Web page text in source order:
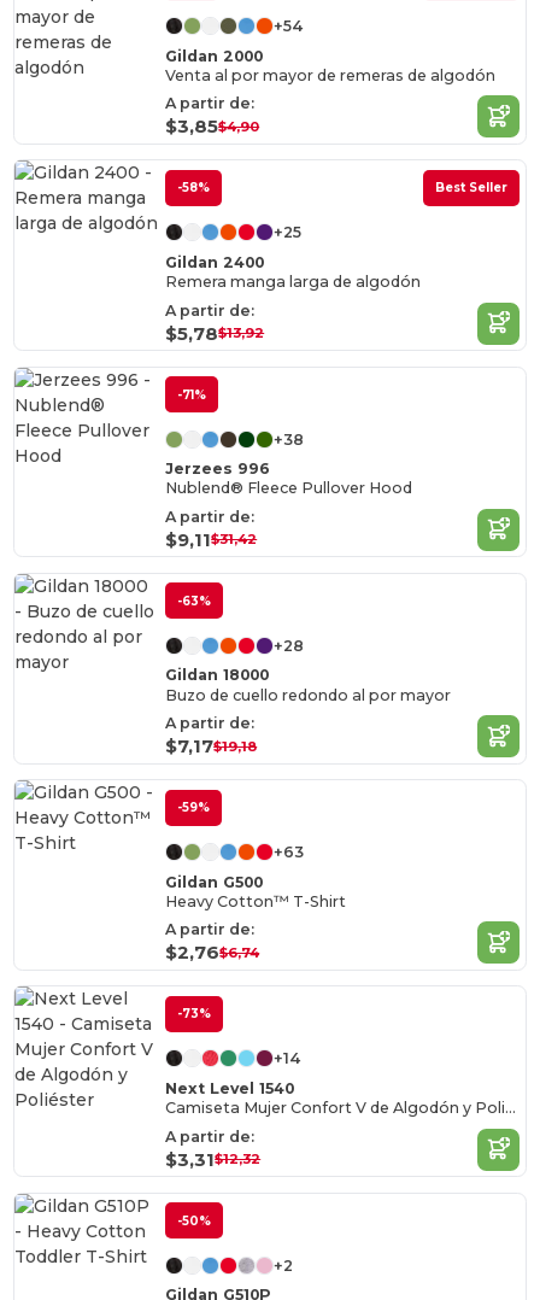
+54
Gildan 2000
Venta al por mayor de remeras de algodón
A partir de:
$3,85$4,90
-58% Best Seller
+25
Gildan 2400
Remera manga larga de algodón
A partir de:
$5,78$13,92
-71%
+38
Jerzees 996
Nublend® Fleece Pullover Hood
A partir de:
$9,11$31,42
-63%
+28
Gildan 18000
Buzo de cuello redondo al por mayor
A partir de:
$7,17$19,18
-59%
+63
Gildan G500
Heavy Cotton™ T-Shirt
A partir de:
$2,76$6,74
-73%
+14
Next Level 1540
Camiseta Mujer Confort V de Algodón y Poliéster
A partir de:
$3,31$12,32
-50%
+2
Gildan G510P